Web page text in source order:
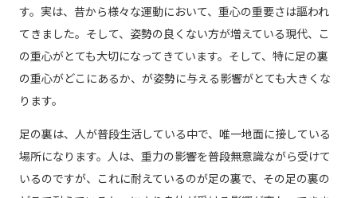
す。実は、昔から様々な運動において、重心の重要さは謳われ
てきました。そして、姿勢の良くない方が増えている現代、こ
の重心がとても大切になってきています。そして、特に足の裏
の重心がどこにあるか、が姿勢に与える影響がとても大きくな
ります。
足の裏は、人が普段生活している中で、唯一地面に接している
場所になります。人は、重力の影響を普段無意識ながら受けて
いるのですが、これに耐えているのが足の裏で、その足の裏の